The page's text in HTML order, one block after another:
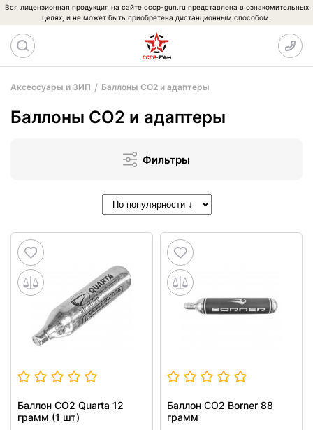
Вся лицензионная продукция на сайте cccp-gun.ru представлена в ознакомительных
целях, и не может быть приобретена дистанционным способом.
Аксессуары и ЗИП Баллоны CO2 и адаптеры
Баллоны CO2 и адаптеры
Фильтры
Баллон СО2 Quarta 12
грамм (1 шт)
Баллон СО2 Borner 88
грамм